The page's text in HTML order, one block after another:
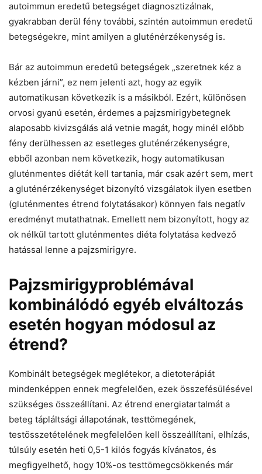
autoimmun eredetű betegséget diagnosztizálnak,
gyakrabban derül fény további, szintén autoimmun eredetű
betegségekre, mint amilyen a gluténérzékenység is.
Bár az autoimmun eredetű betegségek „szeretnek kéz a
kézben járni”, ez nem jelenti azt, hogy az egyik
automatikusan következik is a másikból. Ezért, különösen
orvosi gyanú esetén, érdemes a pajzsmirigybetegnek
alaposabb kivizsgálás alá vetnie magát, hogy minél előbb
fény derülhessen az esetleges gluténérzékenységre,
ebből azonban nem következik, hogy automatikusan
gluténmentes diétát kell tartania, már csak azért sem, mert
a gluténérzékenységet bizonyító vizsgálatok ilyen esetben
(gluténmentes étrend folytatásakor) könnyen fals negatív
eredményt mutathatnak. Emellett nem bizonyított, hogy az
ok nélkül tartott gluténmentes diéta folytatása kedvező
hatással lenne a pajzsmirigyre.
Pajzsmirigyproblémával
kombinálódó egyéb elváltozás
esetén hogyan módosul az
étrend?
Kombinált betegségek meglétekor, a dietoterápiát
mindenképpen ennek megfelelően, ezek összefésülésével
szükséges összeállítani. Az étrend energiatartalmát a
beteg tápláltsági állapotának, testtömegének,
testösszetételének megfelelően kell összeállítani, elhízás,
túlsúly esetén heti 0,5-1 kilós fogyás kívánatos, és
megfigyelhető, hogy 10%-os testtömegcsökkenés már